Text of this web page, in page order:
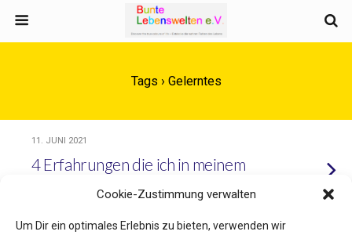
Cookie-Zustimmung verwalten
Um Dir ein optimales Erlebnis zu bieten, verwenden wir
Tags › Gelerntes
11. JUNI 2021
4 Erfahrungen die ich in meinem
FÖJ gemacht habe